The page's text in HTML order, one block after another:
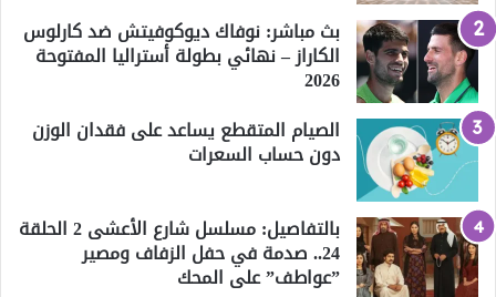
بث مباشر: نوفاك ديوكوفيتش ضد كارلوس
الكاراز – نهائي بطولة أستراليا المفتوحة
2026
الصيام المتقطع يساعد على فقدان الوزن
دون حساب السعرات
بالتفاصيل: مسلسل شارع الأعشى 2 الحلقة
24.. صدمة في حفل الزفاف ومصير
”عواطف” على المحك